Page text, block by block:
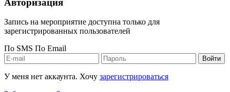
Запись на мероприятие доступна только для
зарегистрированных пользователей
По SMS По Email
Войти
У меня нет аккаунта. Хочу зарегистрироваться